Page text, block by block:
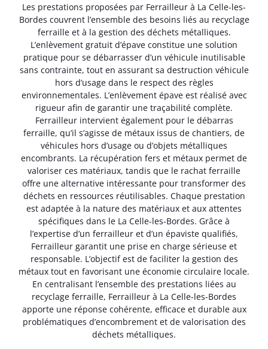
Les prestations proposées par Ferrailleur à La Celle-les-
Bordes couvrent l’ensemble des besoins liés au recyclage
ferraille et à la gestion des déchets métalliques.
L’enlèvement gratuit d’épave constitue une solution
pratique pour se débarrasser d’un véhicule inutilisable
sans contrainte, tout en assurant sa destruction véhicule
hors d’usage dans le respect des règles
environnementales. L’enlèvement épave est réalisé avec
rigueur afin de garantir une traçabilité complète.
Ferrailleur intervient également pour le débarras
ferraille, qu’il s’agisse de métaux issus de chantiers, de
véhicules hors d’usage ou d’objets métalliques
encombrants. La récupération fers et métaux permet de
valoriser ces matériaux, tandis que le rachat ferraille
offre une alternative intéressante pour transformer des
déchets en ressources réutilisables. Chaque prestation
est adaptée à la nature des matériaux et aux attentes
spécifiques dans le La Celle-les-Bordes. Grâce à
l’expertise d’un ferrailleur et d’un épaviste qualifiés,
Ferrailleur garantit une prise en charge sérieuse et
responsable. L’objectif est de faciliter la gestion des
métaux tout en favorisant une économie circulaire locale.
En centralisant l’ensemble des prestations liées au
recyclage ferraille, Ferrailleur à La Celle-les-Bordes
apporte une réponse cohérente, efficace et durable aux
problématiques d’encombrement et de valorisation des
déchets métalliques.